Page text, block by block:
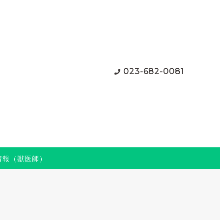
023-682-0081
（獣医師）